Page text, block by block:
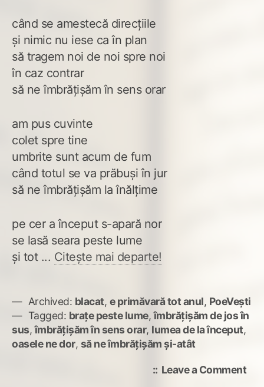
când se amestecă direcțiile
și nimic nu iese ca în plan
să tragem noi de noi spre noi
în caz contrar
să ne îmbrățișăm în sens orar
am pus cuvinte
colet spre tine
umbrite sunt acum de fum
când totul se va prăbuși în jur
să ne îmbrățișăm la înălțime
pe cer a început s-apară nor
se lasă seara peste lume
și tot ... Citește mai departe!
Archived: blacat, e primăvară tot anul, PoeVești
Tagged: brațe peste lume,îmbrățișăm de jos în
sus,îmbrățișăm în sens orar, lumea de la început,
oasele ne dor, să ne îmbrățișăm și-atât
Leave a Commenton